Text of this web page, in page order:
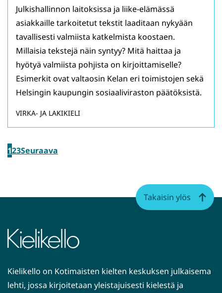
Julkishallinnon laitoksissa ja liike-elämässä
asiakkaille tarkoitetut tekstit laaditaan nykyään
tavallisesti valmiista katkelmista koostaen.
Millaisia tekstejä näin syntyy? Mitä haittaa ja
hyötyä valmiista pohjista on kirjoittamiselle?
Esimerkit ovat valtaosin Kelan eri toimistojen sekä
Helsingin kaupungin sosiaaliviraston päätöksistä.
VIRKA- JA LAKIKIELI
123Seuraava
Kielikello on Kotimaisten kielten keskuksen julkaisema
lehti, jossa kirjoitetaan yleistajuisesti kielestä ja
Takaisin ylös